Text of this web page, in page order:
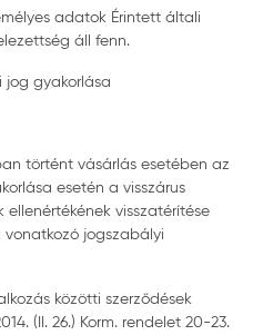
adatok Érintett általi
áll fenn.
jog gyakorlása
történt vásárlás esetében az
esetén a visszárus
ellenértékének visszatérítése
jogszabályi
közötti szerződések
(II. 26.) Korm. rendelet 20-23.